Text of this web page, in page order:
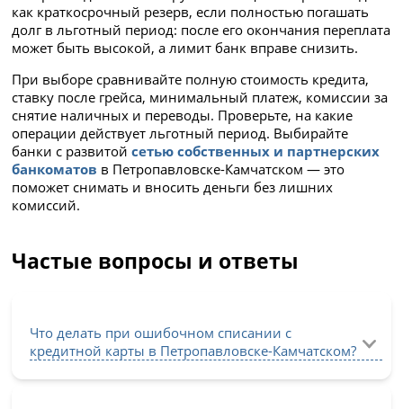
как краткосрочный резерв, если полностью погашать
долг в льготный период: после его окончания переплата
может быть высокой, а лимит банк вправе снизить.
При выборе сравнивайте полную стоимость кредита,
ставку после грейса, минимальный платеж, комиссии за
снятие наличных и переводы. Проверьте, на какие
операции действует льготный период. Выбирайте
банки с развитойсетью собственных и партнерских
банкоматов в Петропавловске-Камчатском — это
поможет снимать и вносить деньги без лишних
комиссий.
Частые вопросы и ответы
Что делать при ошибочном списании с
кредитной карты в Петропавловске-Камчатском?